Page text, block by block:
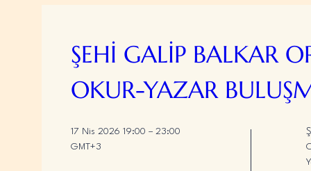
ŞEHİ GALİP BALKAR
OKUR-YAZAR
17 Nis 2026 19:00 – 23:00
GMT+3